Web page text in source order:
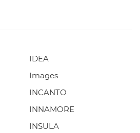
IDEA
Images
INCANTO
INNAMORE
INSULA